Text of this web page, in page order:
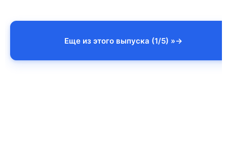
Еще из этого выпуска (1/5) »